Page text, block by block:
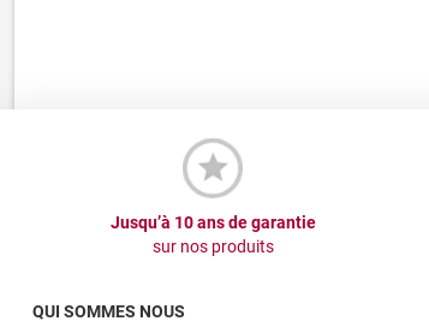
Jusqu’à 10 ans de garantie
sur nos produits
QUI SOMMES NOUS